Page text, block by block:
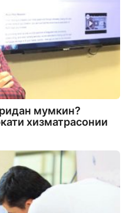
мумкин?
хизматрасонии